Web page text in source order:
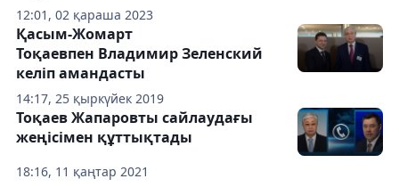
12:01, 02 қараша 2023
14:17, 25 қыркүйек 2019
Қасым-Жомарт
Тоқаевпен Владимир Зеленский
келіп амандасты
18:16, 11 қаңтар 2021
Тоқаев Жапаровты сайлаудағы
жеңісімен құттықтады